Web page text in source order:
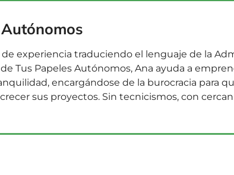
de experiencia traduciendo el lenguaje de la
Tus Papeles Autónomos, Ana ayuda a
encargándose de la burocracia para
sus proyectos. Sin tecnicismos, con